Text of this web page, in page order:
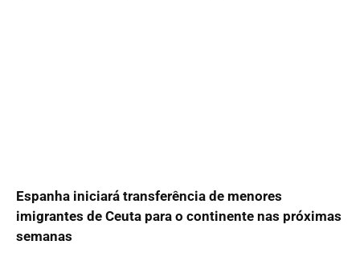
Espanha iniciará transferência de menores
imigrantes de Ceuta para o continente nas próximas
semanas